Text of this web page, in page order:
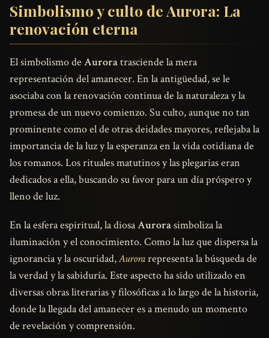
Simbolismo y culto de Aurora: La
renovación eterna
El simbolismo de Auroratrasciende la mera
representación del amanecer. En la antigüedad, se le
asociaba con la renovación continua de la naturaleza y la
promesa de un nuevo comienzo. Su culto, aunque no tan
prominente como el de otras deidades mayores, reflejaba la
importancia de la luz y la esperanza en la vida cotidiana de
los romanos. Los rituales matutinos y las plegarias eran
dedicados a ella, buscando su favor para un día próspero y
lleno de luz.
En la esfera espiritual, la diosaAurorasimboliza la
iluminación y el conocimiento. Como la luz que dispersa la
ignorancia y la oscuridad,Aurorarepresenta la búsqueda de
la verdad y la sabiduría. Este aspecto ha sido utilizado en
diversas obras literarias y filosóficas a lo largo de la historia,
donde la llegada del amanecer es a menudo un momento
de revelación y comprensión.